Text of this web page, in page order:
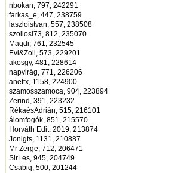
nbokan, 797, 242291
farkas_e, 447, 238759
laszloistvan, 557, 238508
szollosi73, 812, 235070
Magdi, 761, 232545
Evi&Zoli, 573, 229201
akosgy, 481, 228614
napvirág, 771, 226206
anettx, 1158, 224900
szamosszamoca, 904, 223894
Zerind, 391, 223232
RékaésAdrián, 515, 216101
álomfogók, 851, 215570
Horváth Edit, 2019, 213874
Jonigts, 1131, 210887
Mr Zerge, 712, 206471
SirLes, 945, 204749
Csabiq, 500, 201244